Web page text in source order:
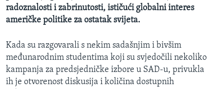
radoznalosti i zabrinutosti, ističući globalni interes
američke politike za ostatak svijeta.
Kada su razgovarali s nekim sadašnjim i bivšim
međunarodnim studentima koji su svjedočili nekoliko
kampanja za predsjedničke izbore u SAD-u, privukla
ih je otvorenost diskusija i količina dostupnih